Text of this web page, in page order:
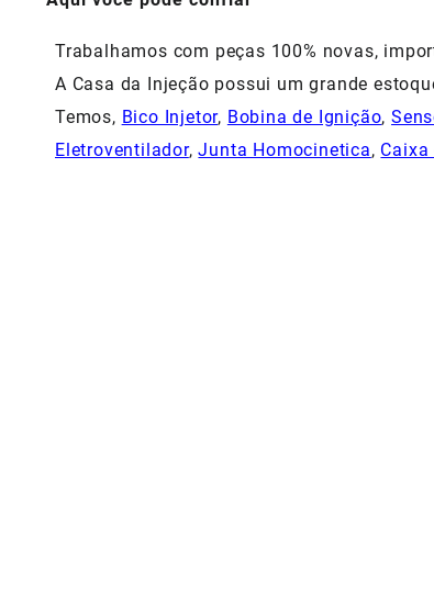
Trabalhamos com peças 100% novas,
A Casa da Injeção possui um grande
Temos, Bico Injetor, Bobina de Ignição,
Eletroventilador,Junta Homocinetica, Caixa